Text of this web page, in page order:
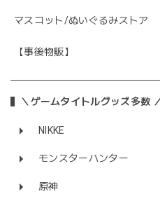
マスコット/ぬいぐるみストア
【事後物販】
＼ゲームタイトルグッズ多数
NIKKE
モンスターハンター
原神